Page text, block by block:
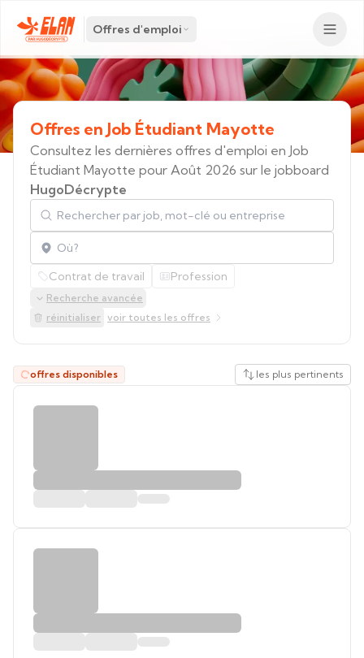
Offres d'emploi
Offres en Job Étudiant Mayotte
Consultez les dernières offres d'emploi en Job
Étudiant Mayotte pour Août 2026 sur le jobboard
HugoDécrypte
Rechercher par job, mot-clé ou entreprise
Localisation
Contrat de travail Profession
Recherche avancée
réinitialiser voir toutes les offres
offres disponibles les plus pertinents